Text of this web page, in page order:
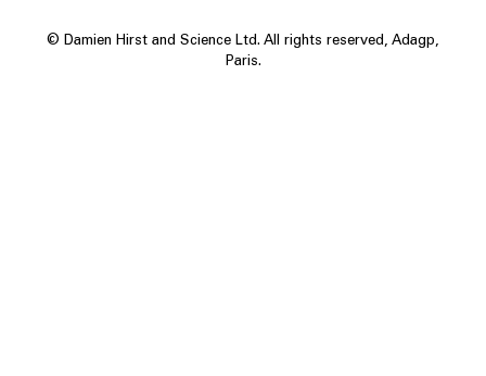
© Damien Hirst and Science Ltd. All rights reserved, Adagp,
Paris.